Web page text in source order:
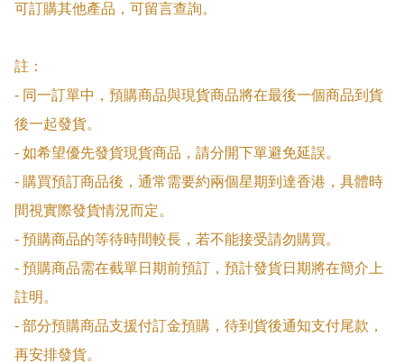
可訂購其他產品，可留言查詢。
註：
- 同一訂單中，預購商品與現貨商品將在最後一個商品到貨
後一起發貨。
- 如希望優先發貨現貨商品，請分開下單避免延誤。
- 購買預訂商品後，通常需要約兩個星期到達香港，具體時
間視實際發貨情況而定。
- 預購商品的等待時間較長，若不能接受請勿購買。
- 預購商品需在截單日期前預訂，預計發貨日期將在簡介上
註明。
- 部分預購商品支援付訂金預購，待到貨後通知支付尾款，
再安排發貨。